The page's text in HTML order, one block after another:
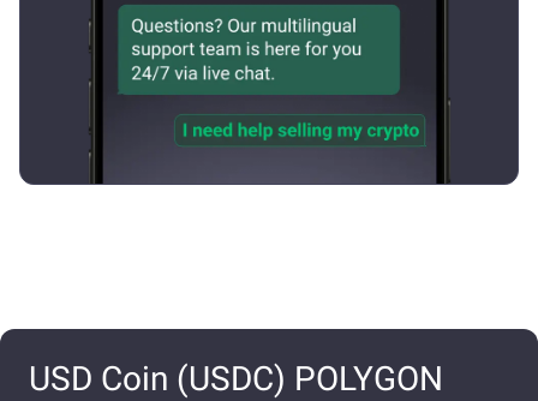
USD Coin (USDC) POLYGON